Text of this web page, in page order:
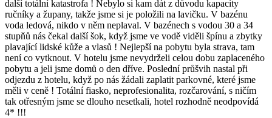
další totální katastrofa ! Nebylo si kam dát z důvodu kapacity
ručníky a župany, takže jsme si je položili na lavičku. V bazénu
voda ledová, nikdo v něm neplaval. V bazénech s vodou 30 a 34
stupňů nás čekal další šok, když jsme ve vodě viděli špínu a zbytky
plavající lidské kůže a vlasů ! Nejlepší na pobytu byla strava, tam
není co vytknout. V hotelu jsme nevydrželi celou dobu zaplaceného
pobytu a jeli jsme domů o den dříve. Poslední průšvih nastal při
odjezdu z hotelu, když po nás žádali zaplatit parkovné, které jsme
měli v ceně ! Totální fiasko, neprofesionalita, rozčarování, s ničím
tak otřesným jsme se dlouho nesetkali, hotel rozhodně neodpovídá
4* !!!